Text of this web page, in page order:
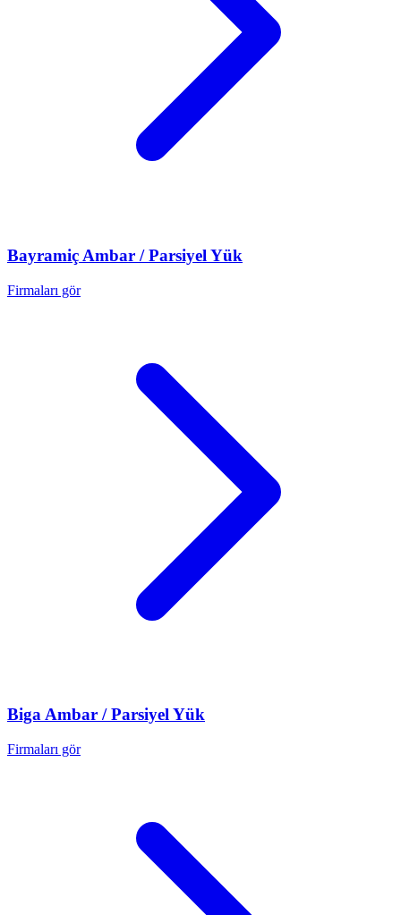
Bayramiç Ambar / Parsiyel Yük
Firmaları gör
BigaAmbar / Parsiyel Yük
Firmaları gör